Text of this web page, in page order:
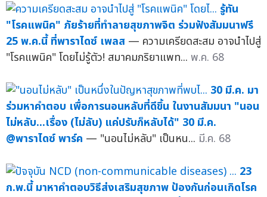
รู้ทัน
"โรคแพนิค" ภัยร้ายที่ทำลายสุขภาพจิต ร่วมฟังสัมมนาฟรี
25 พ.ค.นี้ ที่พาราไดซ์ เพลส — ความเครียดสะสม อาจนำไปสู่
"โรคแพนิค" โดยไม่รู้ตัว! สมาคมภริยาแพท... พ.ค. 68
30 มี.ค. มา
ร่วมหาคำตอบ เพื่อการนอนหลับที่ดีขึ้น ในงานสัมมนา "นอน
ไม่หลับ...เรื่อง (ไม่ลับ) แค่ปรับก็หลับได้" 30 มี.ค.
@พาราไดซ์ พาร์ค — "นอนไม่หลับ" เป็นหน... มี.ค. 68
23
ก.พ.นี้ มาหาคำตอบวิธีส่งเสริมสุขภาพ ป้องกันก่อนเกิดโรค